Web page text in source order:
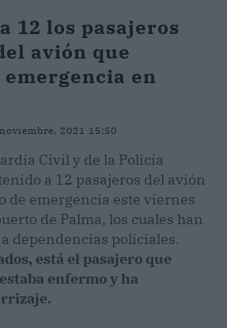
12 los pasajeros
avión que
en
2021 15:50
Civil y de la Policía
a 12 pasajeros del avión
de emergencia este viernes
de Palma, los cuales han
dependencias policiales.
está el pasajero que
enfermo y ha